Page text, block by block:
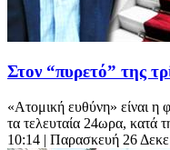
Στον “πυρετό” της
«Ατομική ευθύνη» είναι η
τα τελευταία 24ωρα, κατά
10:14 | Παρασκευή 26